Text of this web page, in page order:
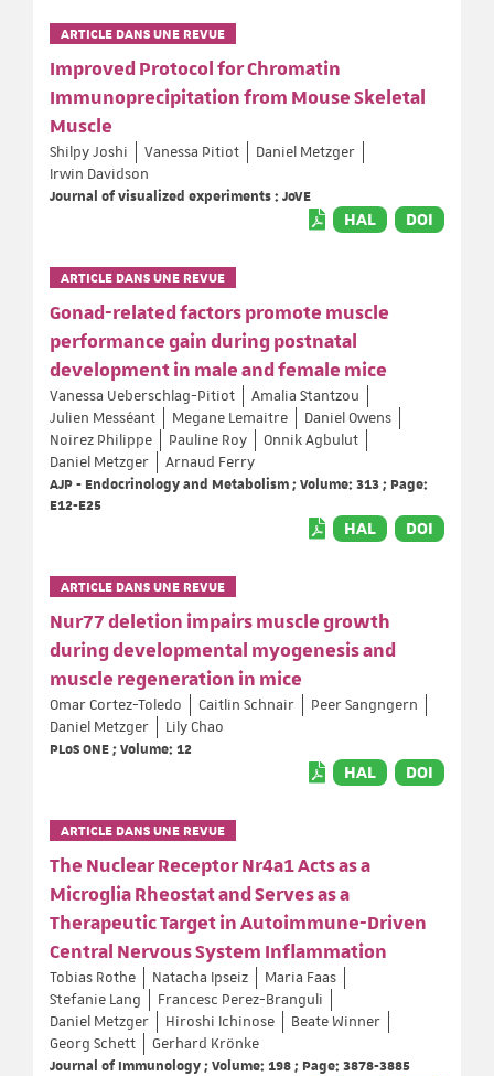
ARTICLE DANS UNE REVUE
Improved Protocol for Chromatin
Immunoprecipitation from Mouse Skeletal
Muscle
Shilpy Joshi Vanessa Pitiot
Daniel Metzger
Irwin Davidson
Journal of visualized experiments : JoVE
HAL DOI
ARTICLE DANS UNE REVUE
Gonad-related factors promote muscle
performance gain during postnatal
development in male and female mice
Vanessa Ueberschlag-Pitiot
Amalia Stantzou
Julien Messéant
Megane Lemaitre
Daniel Owens
Noirez Philippe
Pauline Roy
Onnik Agbulut
Daniel Metzger
Arnaud Ferry
AJP - Endocrinology and Metabolism ; Volume: 313 ; Page:
E12-E25
HAL DOI
ARTICLE DANS UNE REVUE
Nur77 deletion impairs muscle growth
during developmental myogenesis and
muscle regeneration in mice
Omar Cortez-Toledo Caitlin Schnair
Peer Sangngern
Daniel Metzger
Lily Chao
PLoS ONE ; Volume: 12
HAL DOI
ARTICLE DANS UNE REVUE
The Nuclear Receptor Nr4a1 Acts as a
Microglia Rheostat and Serves as a
Therapeutic Target in Autoimmune-Driven
Central Nervous System Inflammation
Tobias Rothe Natacha Ipseiz
Maria Faas
Stefanie Lang
Francesc Perez-Branguli
Daniel Metzger
Hiroshi Ichinose
Beate Winner
Georg Schett
Gerhard Krönke
Journal of Immunology ; Volume: 198 ; Page: 3878-3885